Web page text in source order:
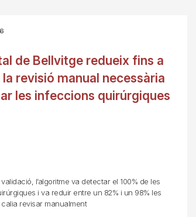
de Bellvitge redueix fins a
revisió manual necessària
les infeccions quirúrgiques
l’algoritme va detectar el 100% de les
i va reduir entre un 82% i un 98% les
revisar manualment